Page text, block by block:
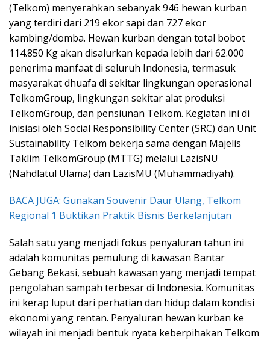
(Telkom) menyerahkan sebanyak 946 hewan kurban
yang terdiri dari 219 ekor sapi dan 727 ekor
kambing/domba. Hewan kurban dengan total bobot
114.850 Kg akan disalurkan kepada lebih dari 62.000
penerima manfaat di seluruh Indonesia, termasuk
masyarakat dhuafa di sekitar lingkungan operasional
TelkomGroup, lingkungan sekitar alat produksi
TelkomGroup, dan pensiunan Telkom. Kegiatan ini di
inisiasi oleh Social Responsibility Center (SRC) dan Unit
Sustainability Telkom bekerja sama dengan Majelis
Taklim TelkomGroup (MTTG) melalui LazisNU
(Nahdlatul Ulama) dan LazisMU (Muhammadiyah).
BACA JUGA: Gunakan Souvenir Daur Ulang, Telkom
Regional 1 Buktikan Praktik Bisnis Berkelanjutan
Salah satu yang menjadi fokus penyaluran tahun ini
adalah komunitas pemulung di kawasan Bantar
Gebang Bekasi, sebuah kawasan yang menjadi tempat
pengolahan sampah terbesar di Indonesia. Komunitas
ini kerap luput dari perhatian dan hidup dalam kondisi
ekonomi yang rentan. Penyaluran hewan kurban ke
wilayah ini menjadi bentuk nyata keberpihakan Telkom